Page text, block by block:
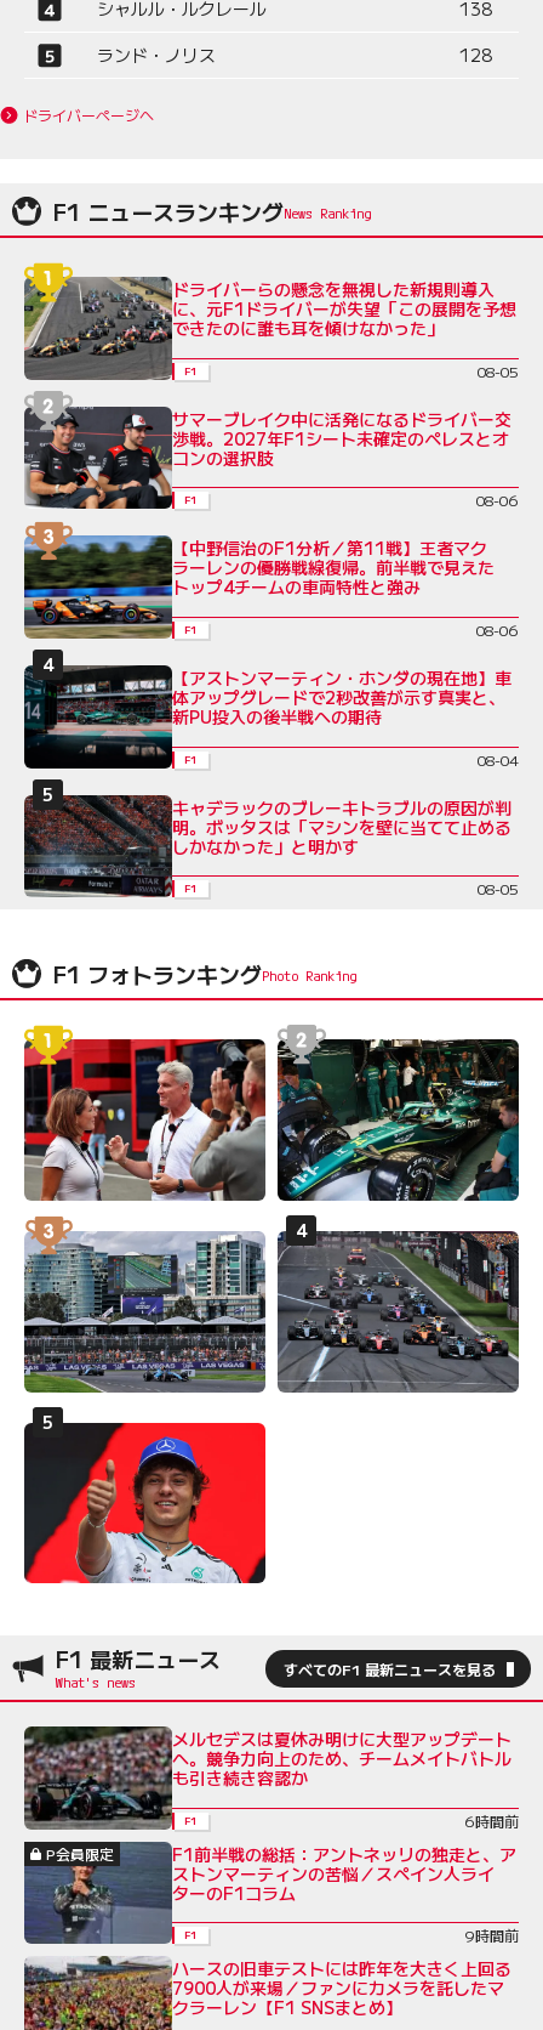
シャルル・ルクレール
138
ランド・ノリス
128
ドライバーページへ
F1 ニュースランキング
ドライバーらの懸念を無視した新規則導入
に、元F1ドライバーが失望「この展開を予想
できたのに誰も耳を傾けなかった」
F1 08-05
サマーブレイク中に活発になるドライバー交
渉戦。2027年F1シート未確定のペレスとオ
コンの選択肢
F1 08-06
【中野信治のF1分析／第11戦】王者マク
ラーレンの優勝戦線復帰。前半戦で見えた
トップ4チームの車両特性と強み
F1 08-06
【アストンマーティン・ホンダの現在地】車
体アップグレードで2秒改善が示す真実と、
新PU投入の後半戦への期待
F1 08-04
キャデラックのブレーキトラブルの原因が判
明。ボッタスは「マシンを壁に当てて止める
しかなかった」と明かす
F1 08-05
F1 フォトランキング
F1 最新ニュース すべてのF1 最新ニュースを見る
メルセデスは夏休み明けに大型アップデート
へ。競争力向上のため、チームメイトバトル
も引き続き容認か
F1
6時間前
P会員限定
F1前半戦の総括：アントネッリの独走と、ア
ストンマーティンの苦悩／スペイン人ライ
ターのF1コラム
F1 9時間前
ハースの旧車テストには昨年を大きく上回る
7900人が来場／ファンにカメラを託したマ
クラーレン【F1 SNSまとめ】